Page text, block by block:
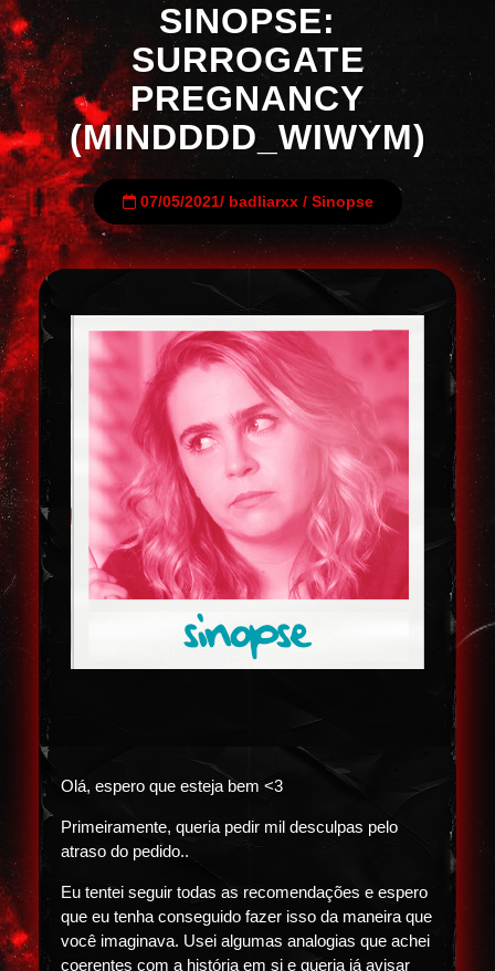
SINOPSE:
SURROGATE
PREGNANCY
(MINDDDD_WIWYM)
07/05/2021/ badliarxx/ Sinopse
Olá, espero que esteja bem <3
Primeiramente, queria pedir mil desculpas pelo
atraso do pedido..
Eu tentei seguir todas as recomendações e espero
que eu tenha conseguido fazer isso da maneira que
você imaginava. Usei algumas analogias que achei
coerentes com a história em si e queria já avisar